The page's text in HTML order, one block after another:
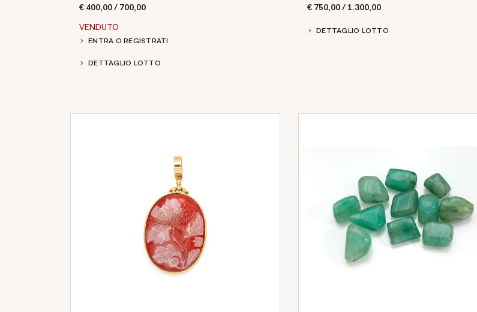
€ 400,00 / 700,00
VENDUTO
ENTRA O REGISTRATI
DETTAGLIO LOTTO
€ 750,00 / 1.300,00
DETTAGLIO LOTTO